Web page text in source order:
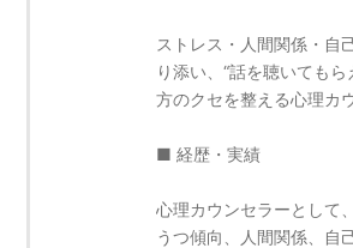
ストレス・人間関係・自
り添い、“話を聴いてもら
方のクセを整える心理カ
■ 経歴・実績
心理カウンセラーとして
うつ傾向、人間関係、自